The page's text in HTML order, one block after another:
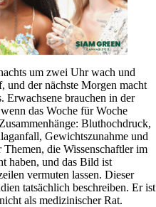
um zwei Uhr wach und
und der nächste Morgen macht
Erwachsene brauchen in der
das Woche für Woche
Bluthochdruck,
Gewichtszunahme und
Themen, die Wissenschaftler im
haben, und das Bild ist
vermuten lassen. Dieser
tatsächlich beschreiben. Er ist
als medizinischer Rat.